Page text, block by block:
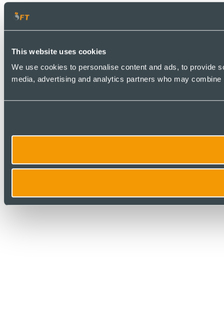
This website uses cookies
We use cookies to personalise content and ads, to provide
media, advertising and analytics partners who may